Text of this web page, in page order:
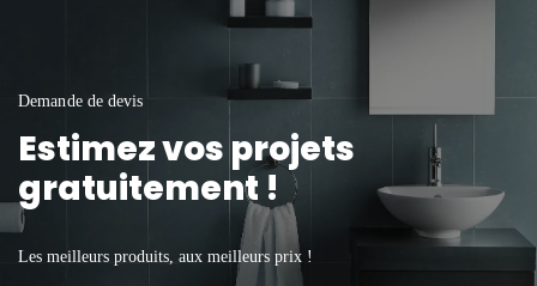
Demande de devis
Estimez vos projets
gratuitement !
Les meilleurs produits, aux meilleurs prix !